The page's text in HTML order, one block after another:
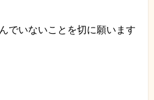
でいないことを切に願います